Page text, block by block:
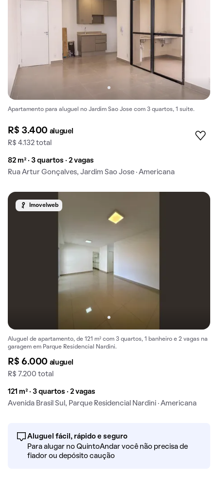
Apartamento para aluguel no Jardim Sao Jose com 3 quartos, 1 suíte.
R$ 3.400 aluguel
R$ 4.132 total
82 m² · 3 quartos · 2 vagas
Rua Artur Gonçalves, Jardim Sao Jose · Americana
Imovelweb
Aluguel de apartamento, de 121 m² com 3 quartos, 1 banheiro e 2 vagas na
garagem em Parque Residencial Nardini.
R$ 6.000 aluguel
R$ 7.200 total
121 m² · 3 quartos · 2 vagas
Avenida Brasil Sul, Parque Residencial Nardini · Americana
Aluguel fácil, rápido e seguro
Para alugar no QuintoAndar você não precisa de
fiador ou depósito caução